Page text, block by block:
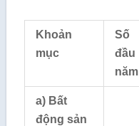
Khoản
mục
Số
đầu
năm
a) Bất
động sản